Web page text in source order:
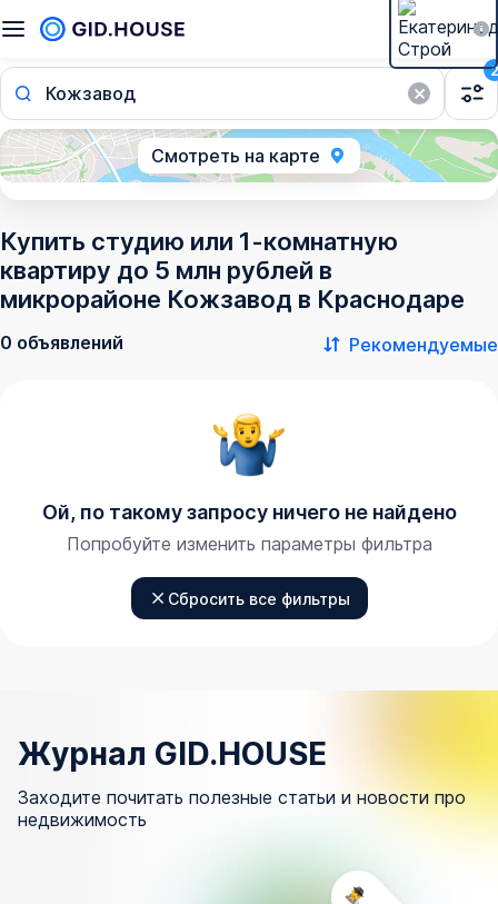
Кожзавод
2
Смотреть на карте
Купить студию или 1-комнатную
квартиру до 5 млн рублей в
микрорайоне Кожзавод в Краснодаре
0 объявлений Рекомендуемые
Ой, по такому запросу ничего не найдено
Попробуйте изменить параметры фильтра
Сбросить все фильтры
Журнал GID.HOUSE
Заходите почитать полезные статьи и новости про
недвижимость